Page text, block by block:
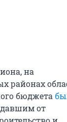
на
районах
бюджета
от